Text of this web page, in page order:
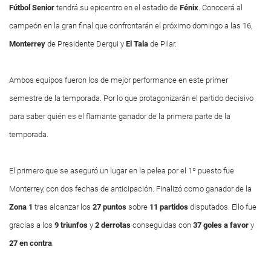
Fútbol Senior tendrá su epicentro en el estadio de Fénix. Conocerá al
campeón en la gran final que confrontarán el próximo domingo a las 16,
Monterrey de Presidente Derqui y El Tala de Pilar.
Ambos equipos fueron los de mejor performance en este primer
semestre de la temporada. Por lo que protagonizarán el partido decisivo
para saber quién es el flamante ganador de la primera parte de la
temporada.
El primero que se aseguró un lugar en la pelea por el 1º puesto fue
Monterrey, con dos fechas de anticipación. Finalizó como ganador de la
Zona 1 tras alcanzar los 27 puntos sobre 11 partidos disputados. Ello fue
gracias a los 9 triunfos y 2 derrotas conseguidas con 37 goles a favor y
27 en contra.